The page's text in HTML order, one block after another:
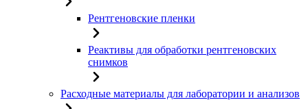
Рентгеновские пленки
Реактивы для обработки рентгеновских
снимков
Расходные материалы для лаборатории и анализов